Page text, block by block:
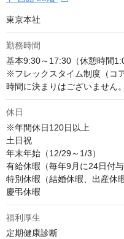
東京本社
勤務時間
基本9:30～17:30（休憩時間
※フレックスタイム制度（コ
時間に決まりはございません。
休日
※年間休日120日以上
土日祝
年末年始（12/29～1/3）
有給休暇（毎年9月に24日付
特別休暇（結婚休暇、出産休
慶弔休暇
福利厚生
定期健康診断